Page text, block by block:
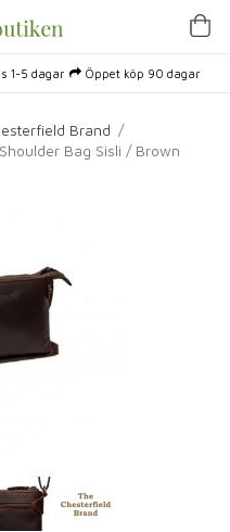
1-5 dagar Öppet köp 90 dagar
Brand /
Bag Sisli / Brown